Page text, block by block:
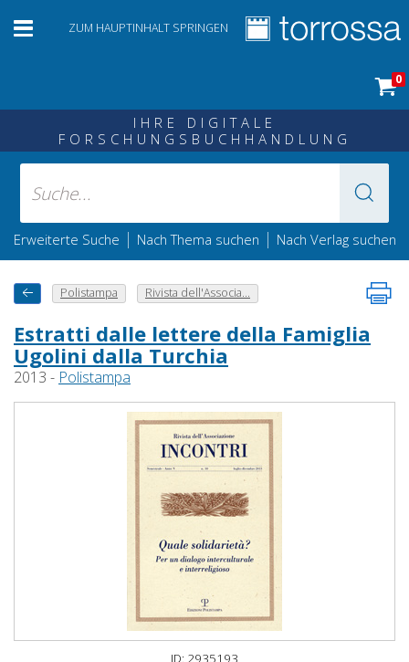
ZUM HAUPTINHALT SPRINGEN
0
IHRE DIGITALE
FORSCHUNGSBUCHHANDLUNG
Erweiterte Suche | Nach Thema suchen | Nach Verlag suchen
Polistampa Rivista dell'Associa...
Estratti dalle lettere della Famiglia
Ugolini dalla Turchia
2013 - Polistampa
ID: 2935193